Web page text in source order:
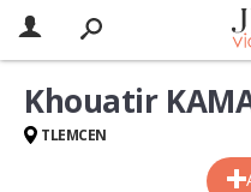
Khouatir
TLEMCEN